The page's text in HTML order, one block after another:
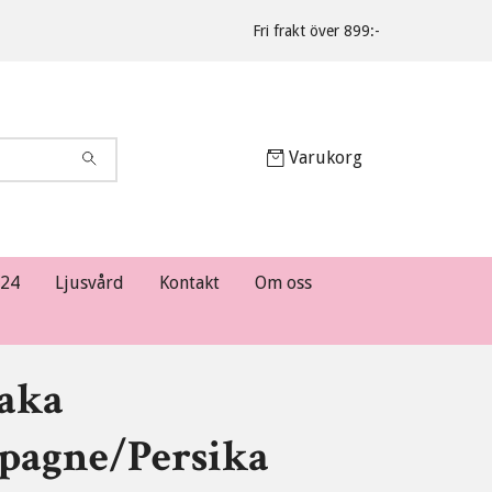
Fri frakt över 899:-
Varukorg
Ljusvård Kontakt
Om oss
Persika